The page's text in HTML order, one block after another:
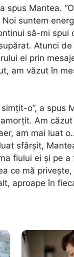
spus Mantea.
suntem
să-mi spui
Atunci de
ei prin
am văzut în
o”, a spus
Am
am mai luat
sfârșit,
fiului ei și pe a
ce mă
aproape în